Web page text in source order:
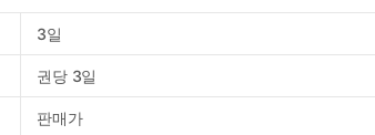
3일
권당 3일
판매가